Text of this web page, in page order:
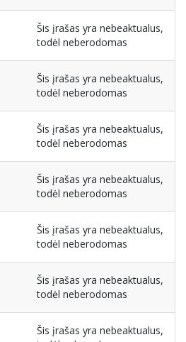
Šis įrašas yra nebeaktualus,
todėl neberodomas
Šis įrašas yra nebeaktualus,
todėl neberodomas
Šis įrašas yra nebeaktualus,
todėl neberodomas
Šis įrašas yra nebeaktualus,
todėl neberodomas
Šis įrašas yra nebeaktualus,
todėl neberodomas
Šis įrašas yra nebeaktualus,
todėl neberodomas
Šis įrašas yra nebeaktualus,